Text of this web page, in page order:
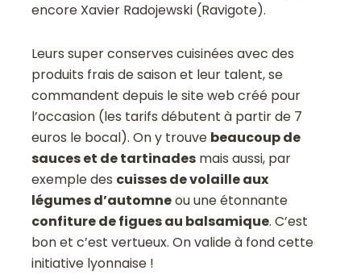
encore Xavier Radojewski (Ravigote).
Leurs super conserves cuisinées avec des
produits frais de saison et leur talent, se
commandent depuis le site web créé pour
l’occasion (les tarifs débutent à partir de 7
euros le bocal). On y trouve beaucoup de
sauces et de tartinades mais aussi, par
exemple des cuisses de volaille aux
légumes d’automneou une étonnante
confiture de figues au balsamique. C’est
bon et c’est vertueux. On valide à fond cette
initiative lyonnaise !